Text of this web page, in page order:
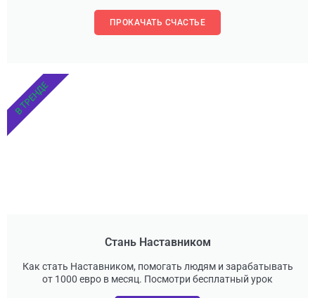
ПРОКАЧАТЬ СЧАСТЬЕ
Стань Наставником
Как стать Наставником, помогать людям и зарабатывать
от 1000 евро в месяц. Посмотри бесплатный урок
В ТРЕНДЕ